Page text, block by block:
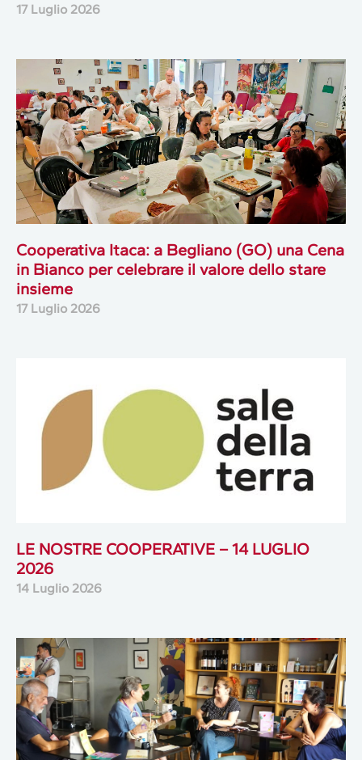
17 Luglio 2026
Cooperativa Itaca: a Begliano (GO) una Cena
in Bianco per celebrare il valore dello stare
insieme
17 Luglio 2026
LE NOSTRE COOPERATIVE – 14 LUGLIO
2026
14 Luglio 2026